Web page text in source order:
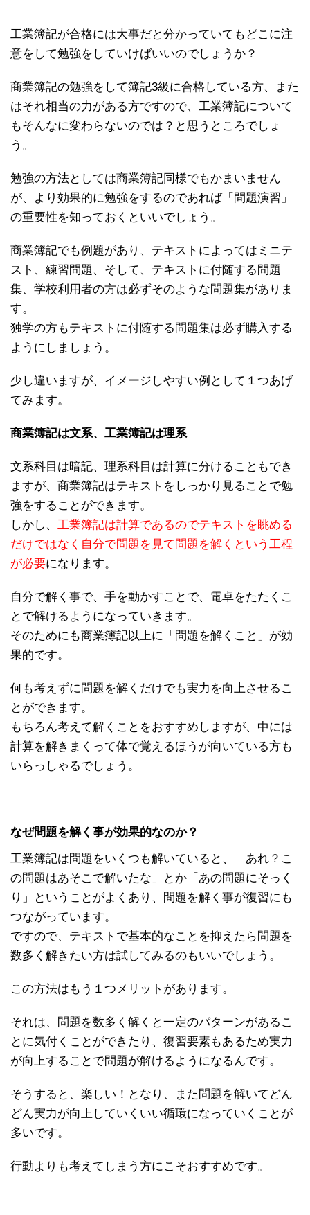
工業簿記が合格には大事だと分かっていてもどこに注
意をして勉強をしていけばいいのでしょうか？
商業簿記の勉強をして簿記3級に合格している方、また
はそれ相当の力がある方ですので、工業簿記について
もそんなに変わらないのでは？と思うところでしょ
う。
勉強の方法としては商業簿記同様でもかまいません
が、より効果的に勉強をするのであれば「問題演習」
の重要性を知っておくといいでしょう。
商業簿記でも例題があり、テキストによってはミニテ
スト、練習問題、そして、テキストに付随する問題
集、学校利用者の方は必ずそのような問題集がありま
す。
独学の方もテキストに付随する問題集は必ず購入する
ようにしましょう。
少し違いますが、イメージしやすい例として１つあげ
てみます。
商業簿記は文系、工業簿記は理系
文系科目は暗記、理系科目は計算に分けることもでき
ますが、商業簿記はテキストをしっかり見ることで勉
強をすることができます。
しかし、 工業簿記は計算であるのでテキストを眺める
だけではなく自分で問題を見て問題を解くという工程
が必要になります。
自分で解く事で、手を動かすことで、電卓をたたくこ
とで解けるようになっていきます。
そのためにも商業簿記以上に「問題を解くこと」が効
果的です。
何も考えずに問題を解くだけでも実力を向上させるこ
とができます。
もちろん考えて解くことをおすすめしますが、中には
計算を解きまくって体で覚えるほうが向いている方も
いらっしゃるでしょう。
なぜ問題を解く事が効果的なのか？
工業簿記は問題をいくつも解いていると、「あれ？こ
の問題はあそこで解いたな」とか「あの問題にそっく
り」ということがよくあり、問題を解く事が復習にも
つながっています。
ですので、テキストで基本的なことを抑えたら問題を
数多く解きたい方は試してみるのもいいでしょう。
この方法はもう１つメリットがあります。
それは、問題を数多く解くと一定のパターンがあるこ
とに気付くことができたり、復習要素もあるため実力
が向上することで問題が解けるようになるんです。
そうすると、楽しい！となり、また問題を解いてどん
どん実力が向上していくいい循環になっていくことが
多いです。
行動よりも考えてしまう方にこそおすすめです。